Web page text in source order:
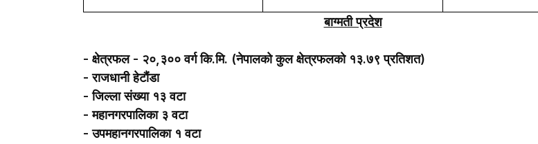
बाग्मती प्रदेश
- क्षेत्रफल - २०, ३०० वर्ग कि.मि. (नेपालको कुल क्षेत्रफलको १३.७९ प्रतिशत)
-राजधानी हेटौंडा
-जिल्ला संख्या १३ वटा
- महानगरपालिका ३ वटा
-उपमहानगरपालिका १ वटा